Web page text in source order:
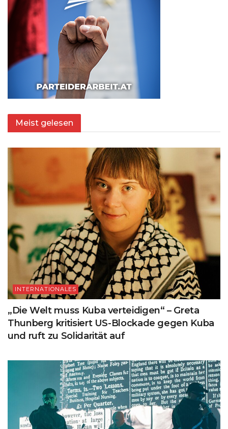
Meist gelesen
INTERNATIONALES
„Die Welt muss Kuba verteidigen“ – Greta
Thunberg kritisiert US-Blockade gegen Kuba
und ruft zu Solidarität auf